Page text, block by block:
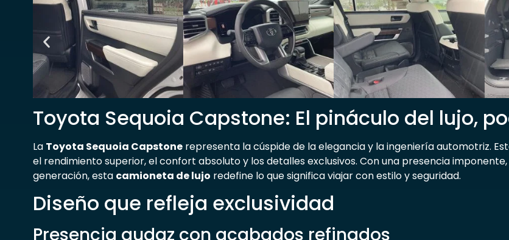
Toyota Sequoia Capstone: El pináculo del lujo,
La Toyota Sequoia Capstonerepresenta la cúspide de la elegancia y la ingeniería automotriz.
el rendimiento superior, el confort absoluto y los detalles exclusivos. Con una presencia
generación, esta camioneta de lujo redefine lo que significa viajar con estilo y seguridad.
Diseño que refleja exclusividad
Presencia audaz con acabados refinados